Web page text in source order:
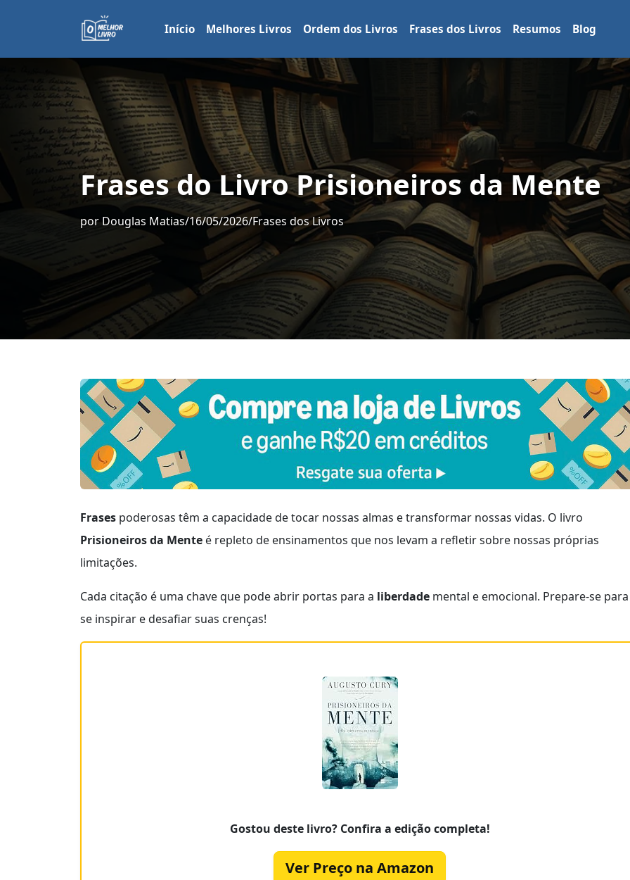
Início Melhores Livros Ordem dos Livros Frases dos Livros Resumos Blog
Frases do Livro Prisioneiros da Mente
por Douglas Matias/16/05/2026/Frases dos Livros
Frases poderosas têm a capacidade de tocar nossas almas e transformar nossas vidas. O livro
Prisioneiros da Mente é repleto de ensinamentos que nos levam a refletir sobre nossas próprias
limitações.
Cada citação é uma chave que pode abrir portas para a liberdade mental e emocional. Prepare-se para
se inspirar e desafiar suas crenças!
Gostou deste livro? Confira a edição completa!
Ver Preço na Amazon